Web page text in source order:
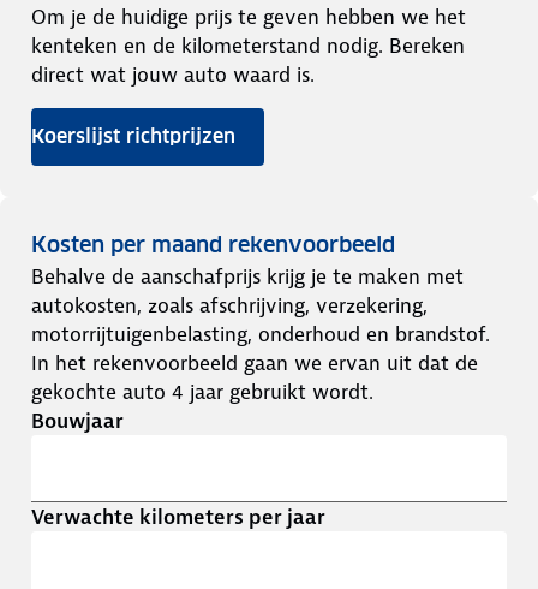
Om je de huidige prijs te geven hebben we het
kenteken en de kilometerstand nodig. Bereken
direct wat jouw auto waard is.
Koerslijst richtprijzen
Kosten per maand rekenvoorbeeld
Behalve de aanschafprijs krijg je te maken met
autokosten, zoals afschrijving, verzekering,
motorrijtuigenbelasting, onderhoud en brandstof.
In het rekenvoorbeeld gaan we ervan uit dat de
gekochte auto 4 jaar gebruikt wordt.
Bouwjaar
Verwachte kilometers per jaar